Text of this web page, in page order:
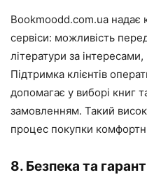
Bookmoodd.com.ua надає
сервіси: можливість
літератури за
Підтримка клієнтів
допомагає у виборі книг
замовленням. Такий
процес покупки
8. Безпека та